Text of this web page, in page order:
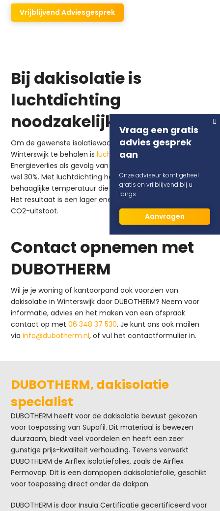
Vrijblijvend Adviesgesprek
Bij dakisolatie is
luchtdichting
noodzakelijk
Om de gewenste isolatiewaarde bij dakisolatie in
Winterswijk te behalen isluchtdichting
Energieverlies als gevolg van luchtlekken kan oplopen tot
wel 30%. Met luchtdichting heb je in je woning sneller een
behaaglijke temperatuur die lang vastgehouden wordt.
Het resultaat is een lager energieverbruik en minder
CO2-uitstoot.
Contact opnemen met
DUBOTHERM
Wil je je woning of kantoorpand ook voorzien van
dakisolatie in Winterswijk door DUBOTHERM? Neem voor
informatie, advies en het maken van een afspraak
contact op met06 348 37 530. Je kunt ons ook mailen
viainfo@dubotherm.nl, of vul het contactformulier in.
DUBOTHERM, dakisolatie
specialist
DUBOTHERM heeft voor de dakisolatie bewust gekozen
voor toepassing van Supafil. Dit materiaal is bewezen
duurzaam, biedt veel voordelen en heeft een zeer
gunstige prijs-kwaliteit verhouding. Tevens verwerkt
DUBOTHERM de Airflex isolatiefolies, zoals de Airflex
Permovap. Dit is een dampopen dakisolatiefolie, geschikt
voor toepassing direct onder de dakpan.
DUBOTHERM is door Insula Certificatie gecertificeerd voor
Vraag een gratis
advies gesprek
aan
Onze adviseur komt geheel
gratis en vrijblijvend bij u
langs.
Aanvragen